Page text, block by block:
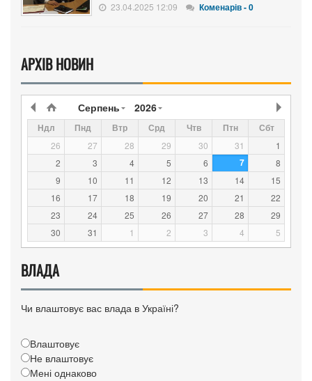
23.04.2025 12:09 Коменарів - 0
АРХІВ НОВИН
Серпень 2026
Ндл Пнд Втр Срд Чтв Птн Сбт
26 27 28 29 30 31
1
2
3 4 5 6 7
8
9
10 11 12 13 14
15
16
17 18 19 20 21
22
23
24 25 26 27 28
29
30
31 1 2 3 4 5
ВЛАДА
Чи влаштовує вас влада в Україні?
Влаштовує
Не влаштовує
Мені однаково